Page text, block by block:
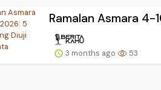
Ramalan Asmara 4-
3 months ago 53